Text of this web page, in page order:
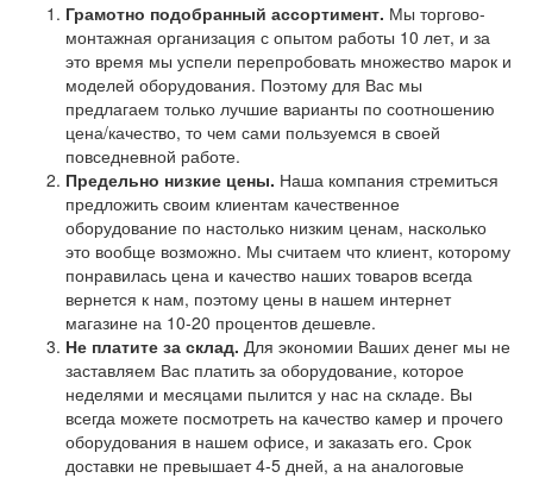
Грамотно подобранный ассортимент. Мы торгово-
монтажная организация с опытом работы 10 лет, и за
это время мы успели перепробовать множество марок и
моделей оборудования. Поэтому для Вас мы
предлагаем только лучшие варианты по соотношению
цена/качество, то чем сами пользуемся в своей
повседневной работе.
Предельно низкие цены. Наша компания стремиться
предложить своим клиентам качественное
оборудование по настолько низким ценам, насколько
это вообще возможно. Мы считаем что клиент, которому
понравилась цена и качество наших товаров всегда
вернется к нам, поэтому цены в нашем интернет
магазине на 10-20 процентов дешевле.
Не платите за склад. Для экономии Ваших денег мы не
заставляем Вас платить за оборудование, которое
неделями и месяцами пылится у нас на складе. Вы
всегда можете посмотреть на качество камер и прочего
оборудования в нашем офисе, и заказать его. Срок
доставки не превышает 4-5 дней, а на аналоговые